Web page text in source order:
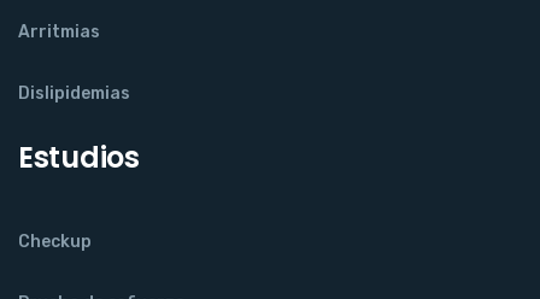
Arritmias
Dislipidemias
Estudios
Checkup